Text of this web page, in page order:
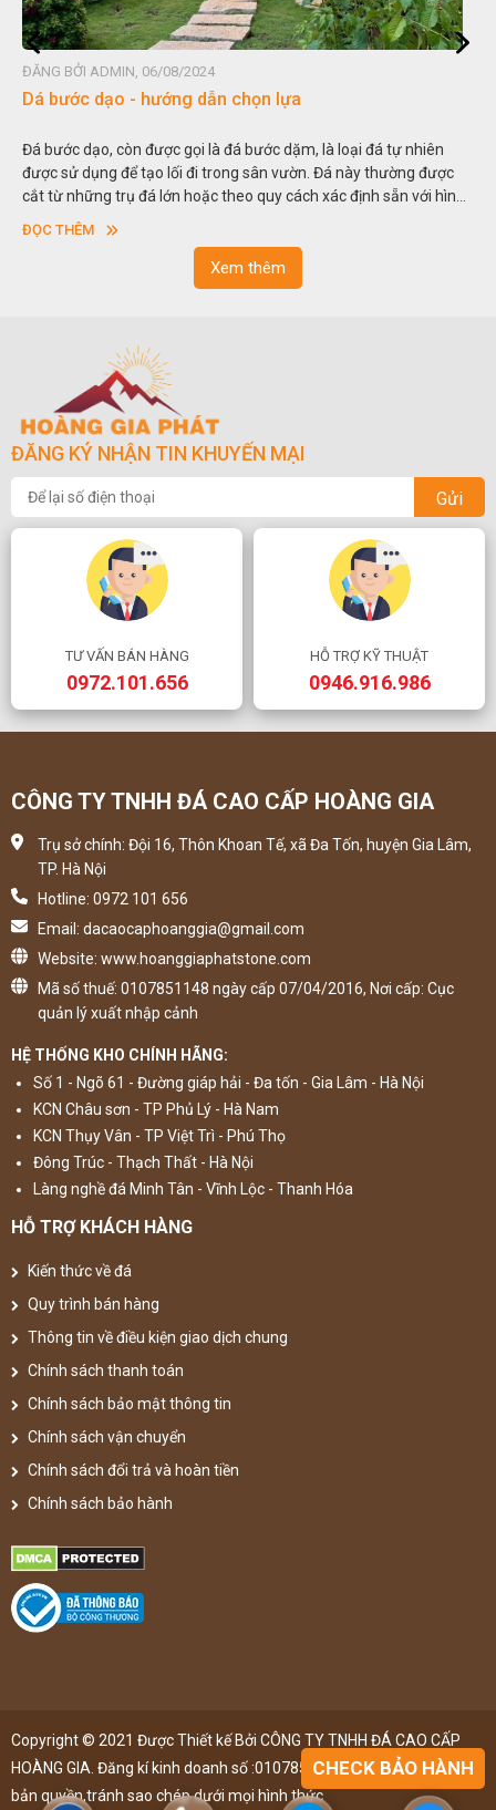
là loại đá tự nhiên
Đá này thường được
xác định sẵn với hình
ĐĂNG BỞI ADMIN, 06/08/2024
Đá non bộ - cách lựa chọn non bộ
Hòn non bộ được biết đến là một nghệ
thu nhỏ, đưa mô hình những ngọn núi to
trong các vườn cảnh. Hay nói một cách
Xem thêm
ĐĂNG KÝ NHẬN TIN KHUYẾN MẠI
Gửi
TƯ VẤN BÁN HÀNG
0972.101.656
HỖ TRỢ KỸ THUẬT
0946.916.986
CÔNG TY TNHH ĐÁ CAO CẤP HOÀNG GIA
Trụ sở chính: Đội 16, Thôn Khoan Tế, xã Đa Tốn, huyện Gia Lâm,
TP. Hà Nội
Hotline: 0972 101 656
Email: dacaocaphoanggia@gmail.com
Website: www.hoanggiaphatstone.com
Mã số thuế: 0107851148 ngày cấp 07/04/2016, Nơi cấp: Cục
quản lý xuất nhập cảnh
HỆ THỐNG KHO CHÍNH HÃNG:
Số 1 - Ngõ 61 - Đường giáp hải - Đa tốn - Gia Lâm - Hà Nội
KCN Châu sơn - TP Phủ Lý - Hà Nam
KCN Thụy Vân - TP Việt Trì - Phú Thọ
Đông Trúc - Thạch Thất - Hà Nội
Làng nghề đá Minh Tân - Vĩnh Lộc - Thanh Hóa
HỖ TRỢ KHÁCH HÀNG
Kiến thức về đá
Quy trình bán hàng
Thông tin về điều kiện giao dịch chung
Chính sách thanh toán
Chính sách bảo mật thông tin
Chính sách vận chuyển
Chính sách đổi trả và hoàn tiền
Chính sách bảo hành
Copyright © 2021 Được Thiết kế Bởi CÔNG TY TNHH ĐÁ CAO CẤP
HOÀNG GIA. Đăng kí kinh doanh số :0107851148 ,đã được đăng kí
bản quyền,tránh sao chép dưới mọi hình thức
CHECK BẢO HÀNH